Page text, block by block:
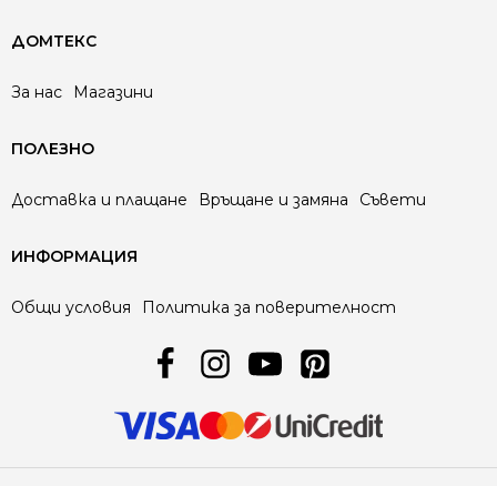
ДОМТЕКС
За нас Магазини
ПОЛЕЗНО
Доставка и плащане Връщане и замяна Съвети
ИНФОРМАЦИЯ
Общи условия Политика за поверителност